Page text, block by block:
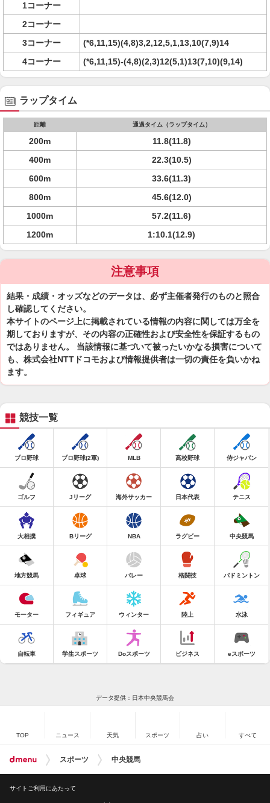
1コーナー
2コーナー
3コーナー
(*6,11,15)(4,8)3,2,12,5,1,13,10(7,9)14
4コーナー
(*6,11,15)-(4,8)(2,3)12(5,1)13(7,10)(9,14)
ラップタイム
距離 通過タイム（ラップタイム）
200m
11.8(11.8)
400m
22.3(10.5)
600m
33.6(11.3)
800m
45.6(12.0)
1000m
57.2(11.6)
1200m
1:10.1(12.9)
注意事項
結果・成績・オッズなどのデータは、必ず主催者発行のものと照合
し確認してください。
本サイトのページ上に掲載されている情報の内容に関しては万全を
期しておりますが、その内容の正確性および安全性を保証するもの
ではありません。 当該情報に基づいて被ったいかなる損害について
も、株式会社NTTドコモおよび情報提供者は一切の責任を負いかね
ます。
競技一覧
プロ野球 プロ野球(2軍) MLB 高校野球 侍ジャパン
ゴルフ Jリーグ 海外サッカー 日本代表 テニス
大相撲 Bリーグ NBA ラグビー 中央競馬
地方競馬 卓球 バレー 格闘技 バドミントン
モーター フィギュア ウィンター 陸上 水泳
自転車 学生スポーツ Doスポーツ ビジネス eスポーツ
データ提供：日本中央競馬会
TOP ニュース 天気 スポーツ 占い すべて
スポーツ 中央競馬
サイトご利用にあたって